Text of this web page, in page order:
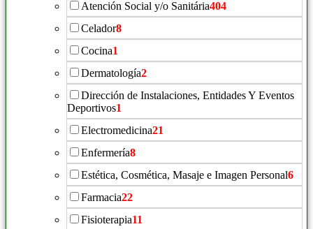
Atención Social y/o Sanitária404
Celador8
Cocina1
Dermatología2
Dirección de Instalaciones, Entidades Y Eventos
Deportivos1
Electromedicina21
Enfermería8
Estética, Cosmética, Masaje e Imagen Personal6
Farmacia22
Fisioterapia11